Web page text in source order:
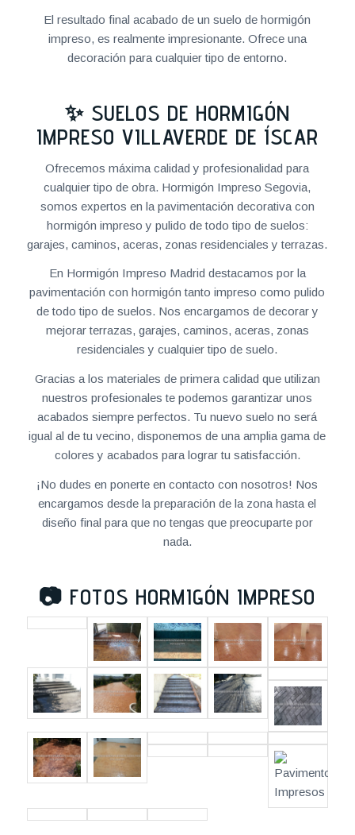
El resultado final acabado de un suelo de hormigón
impreso, es realmente impresionante. Ofrece una
decoración para cualquier tipo de entorno.
✨ SUELOS DE HORMIGÓN
IMPRESO VILLAVERDE DE ÍSCAR
Ofrecemos máxima calidad y profesionalidad para
cualquier tipo de obra. Hormigón Impreso Segovia,
somos expertos en la pavimentación decorativa con
hormigón impreso y pulido de todo tipo de suelos:
garajes, caminos, aceras, zonas residenciales y terrazas.
En Hormigón Impreso Madrid destacamos por la
pavimentación con hormigón tanto impreso como pulido
de todo tipo de suelos. Nos encargamos de decorar y
mejorar terrazas, garajes, caminos, aceras, zonas
residenciales y cualquier tipo de suelo.
Gracias a los materiales de primera calidad que utilizan
nuestros profesionales te podemos garantizar unos
acabados siempre perfectos. Tu nuevo suelo no será
igual al de tu vecino, disponemos de una amplia gama de
colores y acabados para lograr tu satisfacción.
¡No dudes en ponerte en contacto con nosotros! Nos
encargamos desde la preparación de la zona hasta el
diseño final para que no tengas que preocuparte por
nada.
📷 FOTOS HORMIGÓN IMPRESO